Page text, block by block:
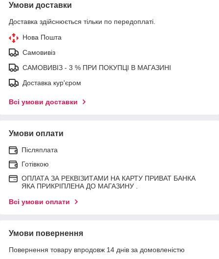
Умови доставки
Доставка здійснюється тільки по передоплаті.
Нова Пошта
Самовивіз
САМОВИВІЗ - 3 % ПРИ ПОКУПЦІ В МАГАЗИНІ
Доставка кур'єром
Всі умови доставки
Умови оплати
Післяплата
Готівкою
ОПЛАТА ЗА РЕКВІЗИТАМИ НА КАРТУ ПРИВАТ БАНКА
ЯКА ПРИКРІПЛЕНА ДО МАГАЗИНУ .
Всі умови оплати
Умови повернення
Повернення товару впродовж 14 днів за домовленістю